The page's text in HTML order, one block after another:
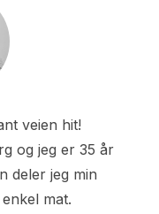
veien hit!
og jeg er 35 år
deler jeg min
mat.